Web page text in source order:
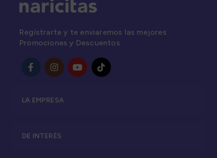
Regístrarte y te enviaremos las mejores
Promociones y Descuentos
LA EMPRESA
DE INTERÉS